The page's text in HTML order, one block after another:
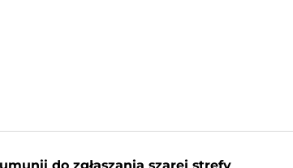
do zgłaszania szarej strefy